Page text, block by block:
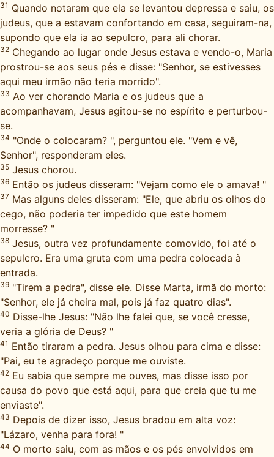
31 Quando notaram que ela se levantou depressa e saiu, os
judeus, que a estavam confortando em casa, seguiram-na,
supondo que ela ia ao sepulcro, para ali chorar.
32 Chegando ao lugar onde Jesus estava e vendo-o, Maria
prostrou-se aos seus pés e disse: "Senhor, se estivesses
aqui meu irmão não teria morrido".
33 Ao ver chorando Maria e os judeus que a
acompanhavam, Jesus agitou-se no espírito e perturbou-
se.
34 "Onde o colocaram? ", perguntou ele. "Vem e vê,
Senhor", responderam eles.
35 Jesus chorou.
36 Então os judeus disseram: "Vejam como ele o amava! "
37 Mas alguns deles disseram: "Ele, que abriu os olhos do
cego, não poderia ter impedido que este homem
morresse? "
38 Jesus, outra vez profundamente comovido, foi até o
sepulcro. Era uma gruta com uma pedra colocada à
entrada.
39 "Tirem a pedra", disse ele. Disse Marta, irmã do morto:
"Senhor, ele já cheira mal, pois já faz quatro dias".
40 Disse-lhe Jesus: "Não lhe falei que, se você cresse,
veria a glória de Deus? "
41 Então tiraram a pedra. Jesus olhou para cima e disse:
"Pai, eu te agradeço porque me ouviste.
42 Eu sabia que sempre me ouves, mas disse isso por
causa do povo que está aqui, para que creia que tu me
enviaste".
43 Depois de dizer isso, Jesus bradou em alta voz:
"Lázaro, venha para fora! "
44 O morto saiu, com as mãos e os pés envolvidos em